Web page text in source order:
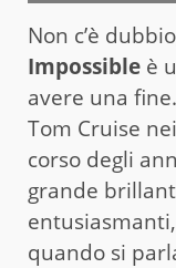
Non c’è
Impossible è
avere una
Tom Cruise
corso degli
grande
quando si